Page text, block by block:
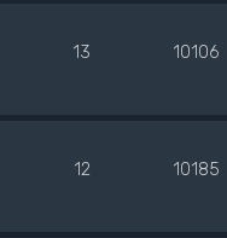
13 10106
12 10185